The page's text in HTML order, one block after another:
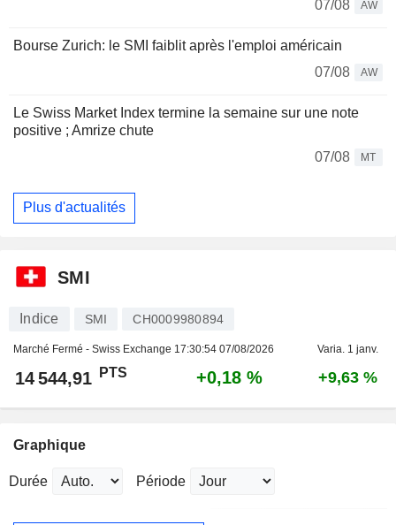
07/08 AW
Bourse Zurich: le SMI faiblit après l'emploi américain
07/08
AW
Le Swiss Market Index termine la semaine sur une note
positive ; Amrize chute
07/08
MT
Plus d'actualités
SMI
Indice SMI CH0009980894
Marché Fermé - Swiss Exchange 17:30:54 07/08/2026 Varia. 1 janv.
14 544,91 PTS +0,18 % +9,63 %
Graphique
Durée Période